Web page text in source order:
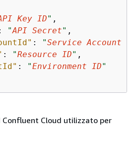
Key ID" ,
"API Secret" ,
: "Service Account ID
: "Resource ID" ,
: "Environment ID"
Confluent Cloud utilizzato per